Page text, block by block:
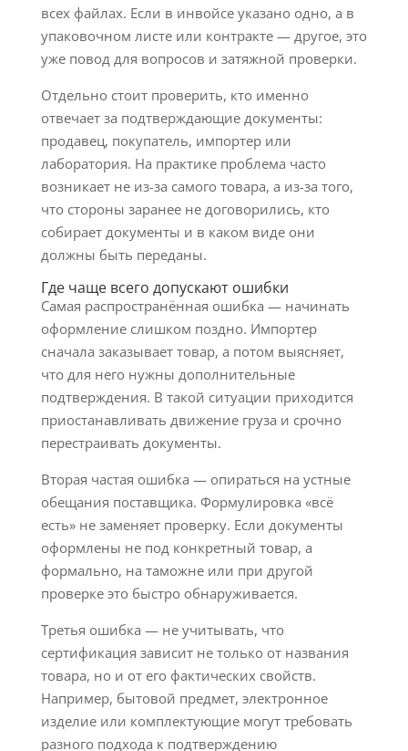
всех файлах. Если в инвойсе указано одно, а в
упаковочном листе или контракте — другое, это
уже повод для вопросов и затяжной проверки.
Отдельно стоит проверить, кто именно
отвечает за подтверждающие документы:
продавец, покупатель, импортер или
лаборатория. На практике проблема часто
возникает не из-за самого товара, а из-за того,
что стороны заранее не договорились, кто
собирает документы и в каком виде они
должны быть переданы.
Где чаще всего допускают ошибки
Самая распространённая ошибка — начинать
оформление слишком поздно. Импортер
сначала заказывает товар, а потом выясняет,
что для него нужны дополнительные
подтверждения. В такой ситуации приходится
приостанавливать движение груза и срочно
перестраивать документы.
Вторая частая ошибка — опираться на устные
обещания поставщика. Формулировка «всё
есть» не заменяет проверку. Если документы
оформлены не под конкретный товар, а
формально, на таможне или при другой
проверке это быстро обнаруживается.
Третья ошибка — не учитывать, что
сертификация зависит не только от названия
товара, но и от его фактических свойств.
Например, бытовой предмет, электронное
изделие или комплектующие могут требовать
разного подхода к подтверждению